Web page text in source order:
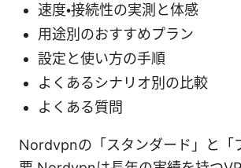
速度・接続性の実測と体感
用途別のおすすめプラン
設定と使い方の手順
よくあるシナリオ別の比較
よくある質問
Nordvpnの「スタンダード」と「